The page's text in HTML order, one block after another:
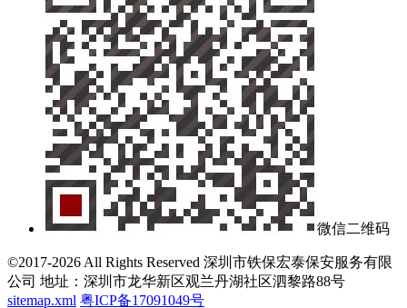
微信二维码
©2017-2026 All Rights Reserved 深圳市铁保宏泰保安服务有限
公司 地址：深圳市龙华新区观兰丹湖社区泗黎路88号
sitemap.xml 粤ICP备17091049号